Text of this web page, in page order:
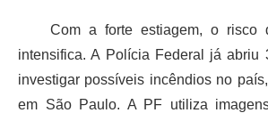
Com a forte estiagem, o risco
intensifica. A Polícia Federal já abriu
investigar possíveis incêndios no
em São Paulo. A PF utiliza